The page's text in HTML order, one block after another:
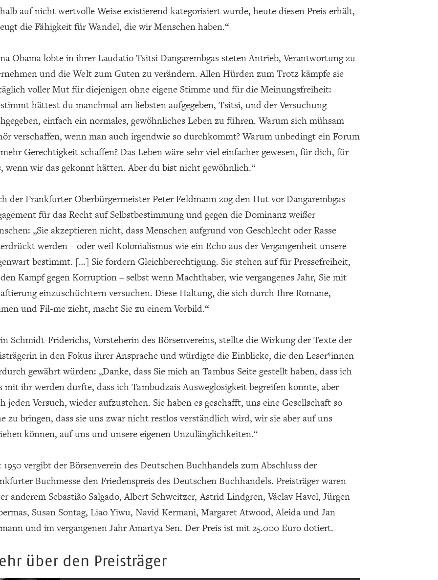
auf nicht wertvolle Weise existierend kategorisiert wurde, heute diesen Preis erhält,
die Fähigkeit für Wandel, die wir Menschen haben.“
Obama lobte in ihrer Laudatio Tsitsi Dangarembgas steten Antrieb, Verantwortung zu
und die Welt zum Guten zu verändern. Allen Hürden zum Trotz kämpfe sie
voller Mut für diejenigen ohne eigene Stimme und für die Meinungsfreiheit:
hättest du manchmal am liebsten aufgegeben, Tsitsi, und der Versuchung
einfach ein normales, gewöhnliches Leben zu führen. Warum sich mühsam
verschaffen, wenn man auch irgendwie so durchkommt? Warum unbedingt ein Forum
Gerechtigkeit schaffen? Das Leben wäre sehr viel einfacher gewesen, für dich, für
wenn wir das gekonnt hätten. Aber du bist nicht gewöhnlich.“
der Frankfurter Oberbürgermeister Peter Feldmann zog den Hut vor Dangarembgas
für das Recht auf Selbstbestimmung und gegen die Dominanz weißer
„Sie akzeptieren nicht, dass Menschen aufgrund von Geschlecht oder Rasse
werden – oder weil Kolonialismus wie ein Echo aus der Vergangenheit unsere
bestimmt. […] Sie fordern Gleichberechtigung. Sie stehen auf für Pressefreiheit,
Kampf gegen Korruption – selbst wenn Machthaber, wie vergangenes Jahr, Sie mit
einzuschüchtern versuchen. Diese Haltung, die sich durch Ihre Romane,
und Fil-me zieht, macht Sie zu einem Vorbild.“
Schmidt-Friderichs, Vorsteherin des Börsenvereins, stellte die Wirkung der Texte der
in den Fokus ihrer Ansprache und würdigte die Einblicke, die den Leser*innen
gewährt würden: „Danke, dass Sie mich an Tambus Seite gestellt haben, dass ich
mit ihr werden durfte, dass ich Tambudzais Ausweglosigkeit begreifen konnte, aber
jeden Versuch, wieder aufzustehen. Sie haben es geschafft, uns eine Gesellschaft so
zu bringen, dass sie uns zwar nicht restlos verständlich wird, wir sie aber auf uns
können, auf uns und unsere eigenen Unzulänglichkeiten.“
1950 vergibt der Börsenverein des Deutschen Buchhandels zum Abschluss der
Buchmesse den Friedenspreis des Deutschen Buchhandels. Preisträger waren
anderem Sebastião Salgado, Albert Schweitzer, Astrid Lindgren, Václav Havel, Jürgen
Susan Sontag, Liao Yiwu, Navid Kermani, Margaret Atwood, Aleida und Jan
und im vergangenen Jahr Amartya Sen. Der Preis ist mit 25.000 Euro dotiert.
über den Preisträger